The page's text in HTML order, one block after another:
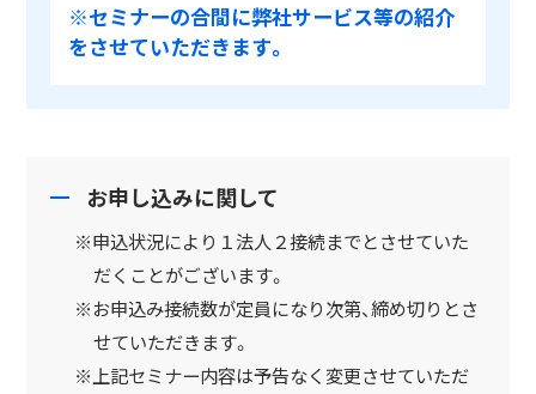
※セミナーの合間に弊社サービス等の紹介
をさせていただきます。
お申し込みに関して
※申込状況により１法人２接続までとさせていた
だくことがございます。
※お申込み接続数が定員になり次第、締め切りとさ
せていただきます。
※上記セミナー内容は予告なく変更させていただ